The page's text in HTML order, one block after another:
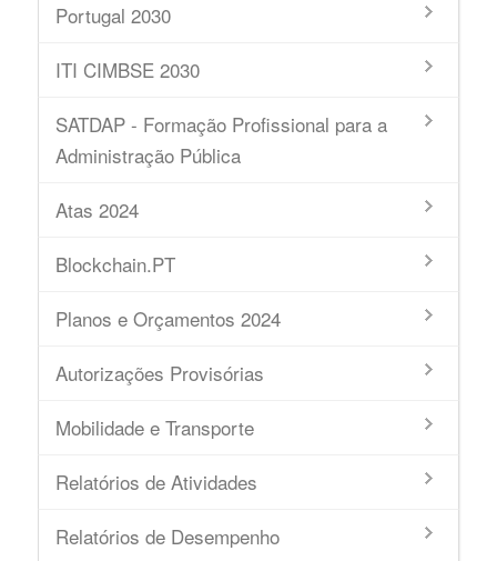
Portugal 2030
ITI CIMBSE 2030
SATDAP - Formação Profissional para a
Administração Pública
Atas 2024
Blockchain.PT
Planos e Orçamentos 2024
Autorizações Provisórias
Mobilidade e Transporte
Relatórios de Atividades
Relatórios de Desempenho